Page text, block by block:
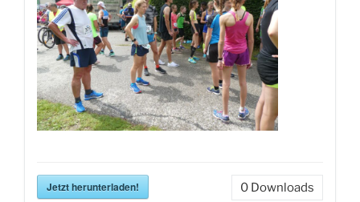
Jetzt herunterladen! 0 Downloads